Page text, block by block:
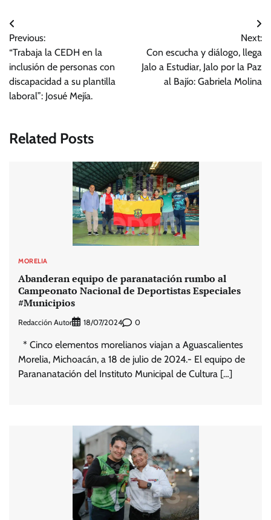
Navegación
de
entradas
Previous:
“Trabaja la CEDH en la
inclusión de personas con
discapacidad a su plantilla
laboral”: Josué Mejía.
Next:
Con escucha y diálogo, llega
Jalo a Estudiar, Jalo por la Paz
al Bajío: Gabriela Molina
Related Posts
MORELIA
Abanderan equipo de paranatación rumbo al
Campeonato Nacional de Deportistas Especiales
#Municipios
Redacción Autor 18/07/2024 0
* Cinco elementos morelianos viajan a Aguascalientes
Morelia, Michoacán, a 18 de julio de 2024.- El equipo de
Parananatación del Instituto Municipal de Cultura […]